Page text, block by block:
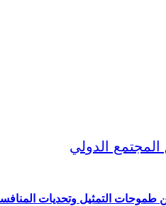
طموحات التمثيل وتحديات